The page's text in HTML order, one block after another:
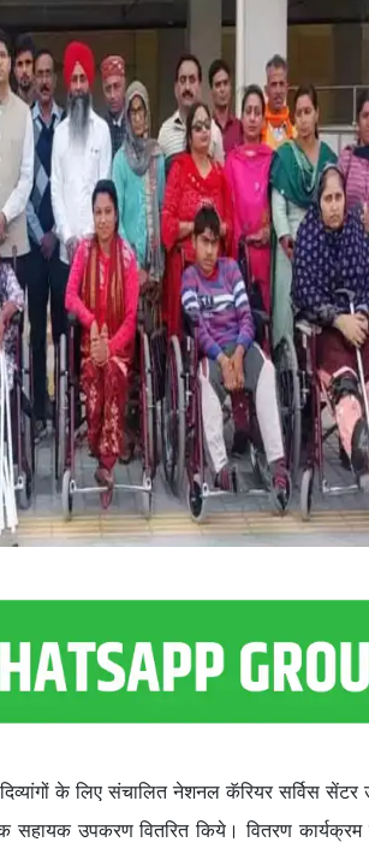
के लिए संचालित नेशनल कॅरियर सर्विस सेंटर
सहायक उपकरण वितरित किये। वितरण